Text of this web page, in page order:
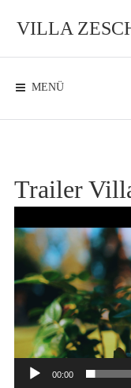
InhaltVILLA
Ambiente
See MENÜ
Trailer
Player
00:00